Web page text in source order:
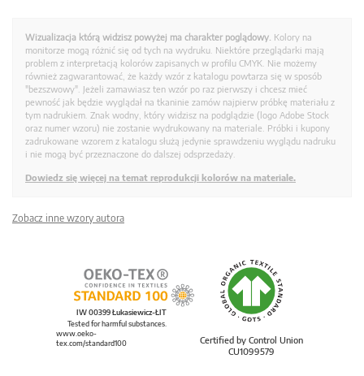
Wizualizacja którą widzisz powyżej ma charakter poglądowy. Kolory na
monitorze mogą różnić się od tych na wydruku. Niektóre przeglądarki mają
problem z interpretacją kolorów zapisanych w profilu CMYK. Nie możemy
również zagwarantować, że każdy wzór z katalogu powtarza się w sposób
"bezszwowy". Jeżeli zamawiasz ten wzór po raz pierwszy i chcesz mieć
pewność jak będzie wyglądał na tkaninie zamów najpierw próbkę materiału z
tym nadrukiem. Znak wodny, który widzisz na podglądzie (logo Adobe Stock
oraz numer wzoru) nie zostanie wydrukowany na materiale. Próbki i kupony
zadrukowane wzorem z katalogu służą jedynie sprawdzeniu wyglądu nadruku
i nie mogą być przeznaczone do dalszej odsprzedaży.
Dowiedz się więcej na temat reprodukcji kolorów na materiale.
Zobacz inne wzory autora
Certified by Control Union
CU1099579
IW 00399 Łukasiewicz-ŁIT
Tested for harmful substances.
www.oeko-
tex.com/standard100